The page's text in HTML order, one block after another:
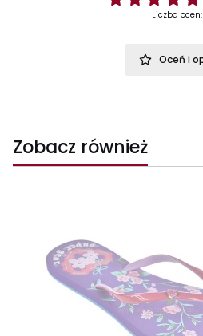
Liczba ocen:
Oceń i
Zobacz również